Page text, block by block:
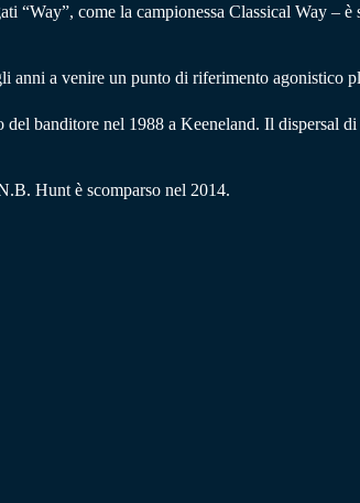
“Way”, come la campionessa Classical Way – è
anni a venire un punto di riferimento agonistico
banditore nel 1988 a Keeneland. Il dispersal di
Hunt è scomparso nel 2014.